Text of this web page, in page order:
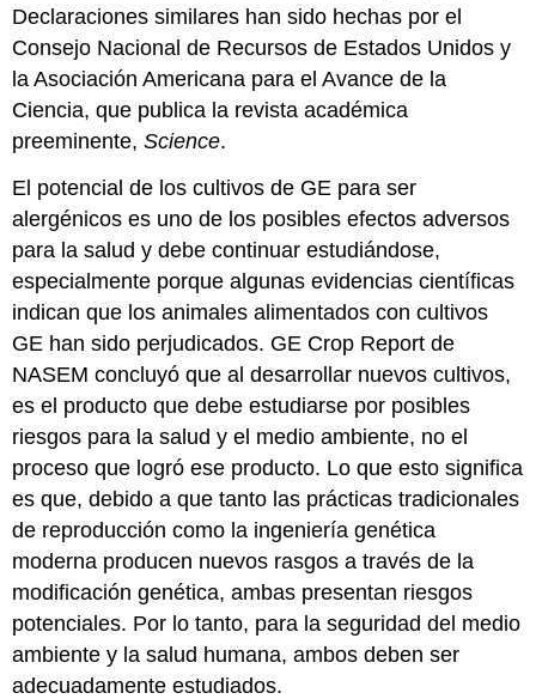
Declaraciones similares han sido hechas por el
Consejo Nacional de Recursos de Estados Unidos y
la Asociación Americana para el Avance de la
Ciencia, que publica la revista académica
preeminente,Science.
El potencial de los cultivos de GE para ser
alergénicos es uno de los posibles efectos adversos
para la salud y debe continuar estudiándose,
especialmente porque algunas evidencias científicas
indican que los animales alimentados con cultivos
GE han sido perjudicados. GE Crop Report de
NASEM concluyó que al desarrollar nuevos cultivos,
es el producto que debe estudiarse por posibles
riesgos para la salud y el medio ambiente, no el
proceso que logró ese producto. Lo que esto significa
es que, debido a que tanto las prácticas tradicionales
de reproducción como la ingeniería genética
moderna producen nuevos rasgos a través de la
modificación genética, ambas presentan riesgos
potenciales. Por lo tanto, para la seguridad del medio
ambiente y la salud humana, ambos deben ser
adecuadamente estudiados.